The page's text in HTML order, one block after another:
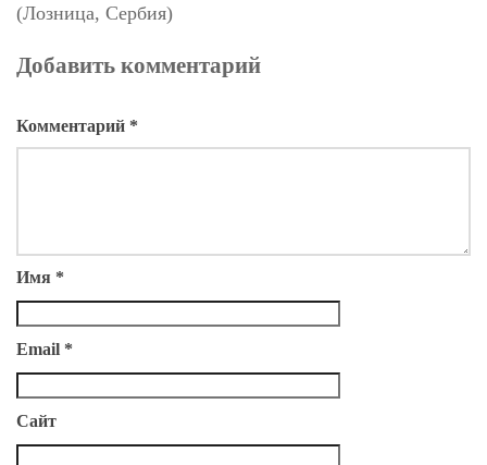
(Лозница, Сербия)
Добавить комментарий
Комментарий *
Имя *
Email *
Сайт